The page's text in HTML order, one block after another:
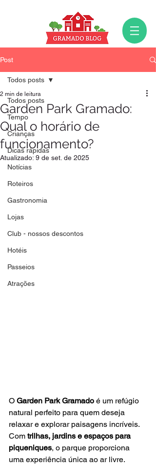
Post
Todos posts
Tempo
Crianças
Dicas rápidas
Notícias
Roteiros
Gastronomia
Lojas
Club - nossos descontos
Hotéis
Passeios
Atrações
Todos posts
Garden Park Gramado:
Qual o horário de
funcionamento?
2 min de leitura
Atualizado: 9 de set. de 2025
O Garden Park Gramado é um refúgio
natural perfeito para quem deseja
relaxar e explorar paisagens incríveis.
Com trilhas, jardins e espaços para
piqueniques, o parque proporciona
uma experiência única ao ar livre.